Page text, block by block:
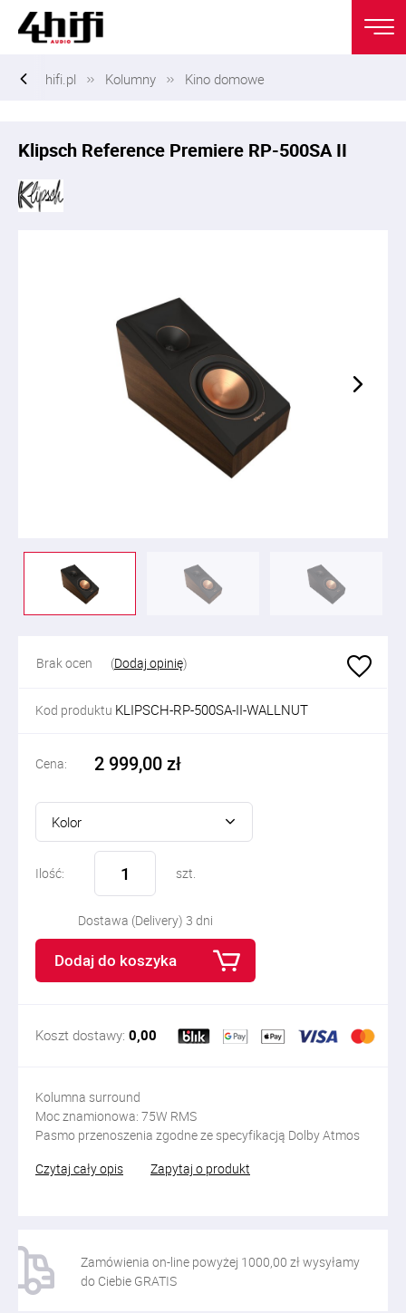
hifi.pl Kolumny Kino domowe
Klipsch Reference Premiere RP-500SA II
Brak ocen (Dodaj opinię)
Kod produktu KLIPSCH-RP-500SA-II-WALLNUT
Cena: 2 999,00 zł
Kolor
Ilość: szt.
Dostawa (Delivery) 3 dni
Dodaj do koszyka
Koszt dostawy: 0,00
Kolumna surround
Moc znamionowa: 75W RMS
Pasmo przenoszenia zgodne ze specyfikacją Dolby Atmos
Czytaj cały opis
Zapytaj o produkt
Zamówienia on-line powyżej 1000,00 zł wysyłamy
do Ciebie GRATIS